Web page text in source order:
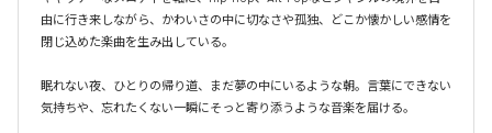
由に行き来しながら、かわいさの中に切なさや孤独、どこか懐かしい感情を
閉じ込めた楽曲を生み出している。
眠れない夜、ひとりの帰り道、まだ夢の中にいるような朝。言葉にできない
気持ちや、忘れたくない一瞬にそっと寄り添うような音楽を届ける。